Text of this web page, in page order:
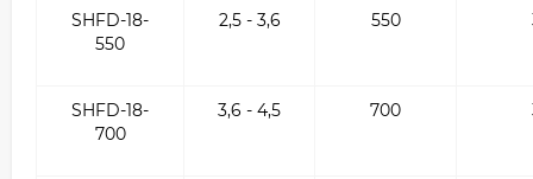
SHFD-18-
550
2,5 - 3,6 550
SHFD-18-
700
3,6 - 4,5 700